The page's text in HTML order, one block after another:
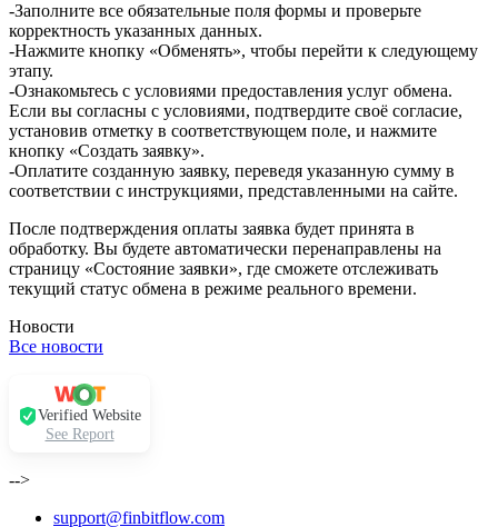
-Заполните все обязательные поля формы и проверьте
корректность указанных данных.
-Нажмите кнопку «Обменять», чтобы перейти к следующему
этапу.
-Ознакомьтесь с условиями предоставления услуг обмена.
Если вы согласны с условиями, подтвердите своё согласие,
установив отметку в соответствующем поле, и нажмите
кнопку «Создать заявку».
-Оплатите созданную заявку, переведя указанную сумму в
соответствии с инструкциями, представленными на сайте.
После подтверждения оплаты заявка будет принята в
обработку. Вы будете автоматически перенаправлены на
страницу «Состояние заявки», где сможете отслеживать
текущий статус обмена в режиме реального времени.
Новости
Все новости
Verified Website
See Report
-->
support@finbitflow.com